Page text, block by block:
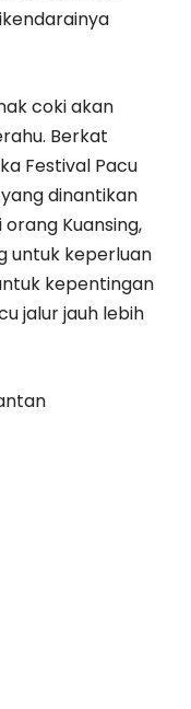
coki akan
Berkat
Festival Pacu
dinantikan
Kuansing,
untuk keperluan
kepentingan
jalur jauh lebih